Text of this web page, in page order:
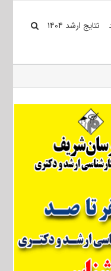
نتایج ارشد ۱۴۰۴